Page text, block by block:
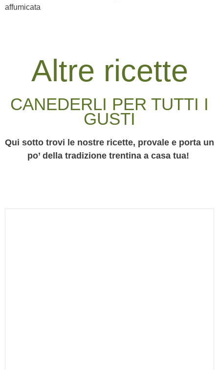
affumicata
Altre ricette
CANEDERLI PER TUTTI I
GUSTI
Qui sotto trovi le nostre ricette, provale e porta un
po’ della tradizione trentina a casa tua!